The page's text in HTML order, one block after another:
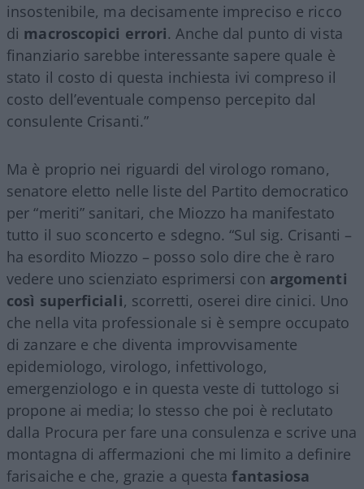
insostenibile, ma decisamente impreciso e ricco
di macroscopici errori. Anche dal punto di vista
finanziario sarebbe interessante sapere quale è
stato il costo di questa inchiesta ivi compreso il
costo dell’eventuale compenso percepito dal
consulente Crisanti.”
Ma è proprio nei riguardi del virologo romano,
senatore eletto nelle liste del Partito democratico
per “meriti” sanitari, che Miozzo ha manifestato
tutto il suo sconcerto e sdegno. “Sul sig. Crisanti –
ha esordito Miozzo – posso solo dire che è raro
vedere uno scienziato esprimersi con argomenti
così superficiali, scorretti, oserei dire cinici. Uno
che nella vita professionale si è sempre occupato
di zanzare e che diventa improvvisamente
epidemiologo, virologo, infettivologo,
emergenziologo e in questa veste di tuttologo si
propone ai media; lo stesso che poi è reclutato
dalla Procura per fare una consulenza e scrive una
montagna di affermazioni che mi limito a definire
farisaiche e che, grazie a questafantasiosa